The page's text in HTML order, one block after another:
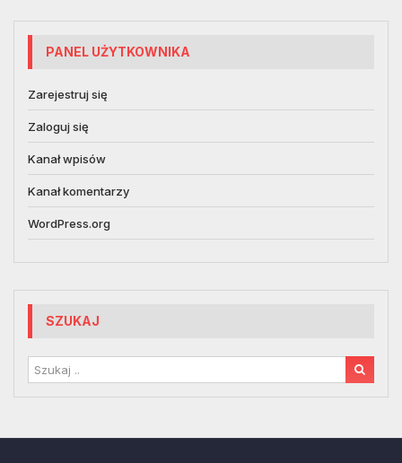
PANEL UŻYTKOWNIKA
Zarejestruj się
Zaloguj się
Kanał wpisów
Kanał komentarzy
WordPress.org
SZUKAJ